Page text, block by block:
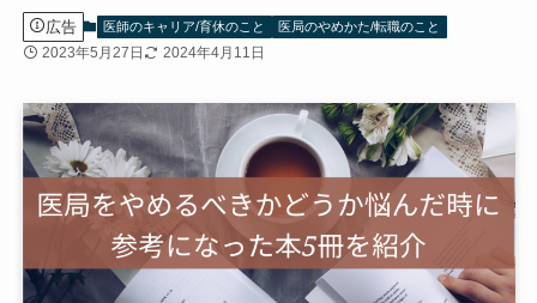
広告 医師のキャリア/育休のこと 医局のやめかた/転職のこと
2023年5月27日 2024年4月11日